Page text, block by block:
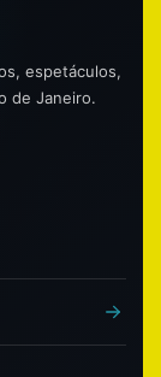
espetáculos,
de Janeiro.